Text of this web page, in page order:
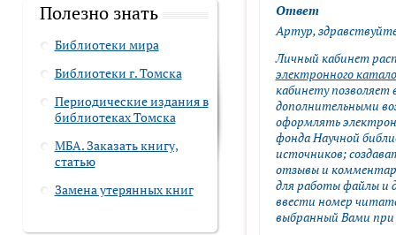
Полезно знать
Библиотеки мира
Библиотеки г. Томска
Периодические издания в
библиотеках Томска
МБА. Заказать книгу,
статью
Замена утерянных книг
Ответ
Артур,
Личный кабинет
электронного
кабинету позволяет
дополнительными
оформлять
фонда Научной
источников;
отзывы и
для работы файлы и
ввести номер
выбранный Вами при